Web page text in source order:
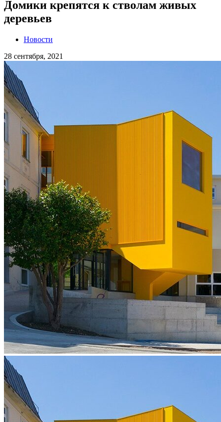
Домики крепятся к стволам живых
деревьев
Новости
28 сентября, 2021